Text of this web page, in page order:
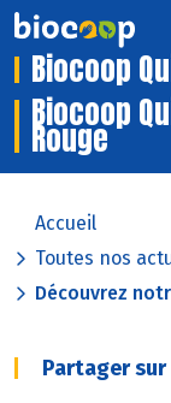
Biocoop
Biocoop
Rouge
Accueil
Toutes nos
Découvrez
Partager sur